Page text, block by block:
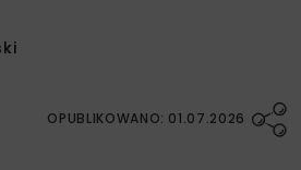
OPUBLIKOWANO: 01.07.2026